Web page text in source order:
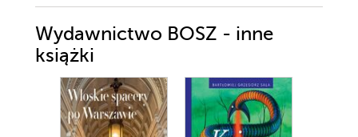
Człowiek
Część II. Biesy
Biesy ziemskie
Biesy wodne
Wydawnictwo BOSZ - inne
książki